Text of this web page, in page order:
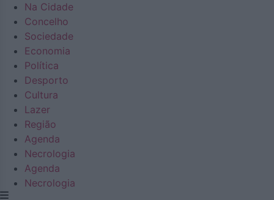
Na Cidade
Concelho
Sociedade
Economia
Política
Desporto
Cultura
Lazer
Região
Agenda
Necrologia
Agenda
Necrologia